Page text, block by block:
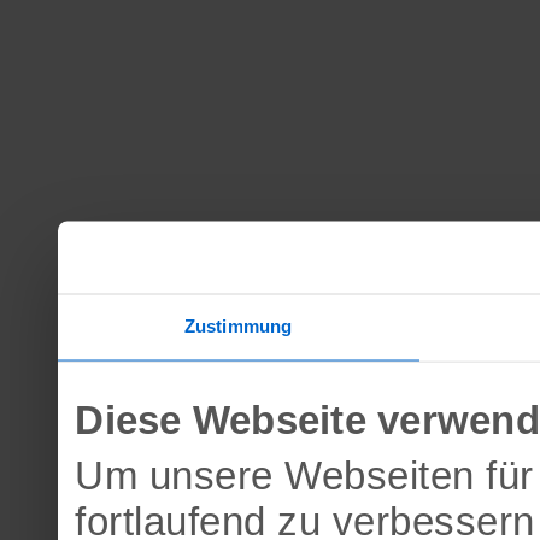
Zustimmung
Diese Webseite
Um unsere Webseiten
fortlaufend zu